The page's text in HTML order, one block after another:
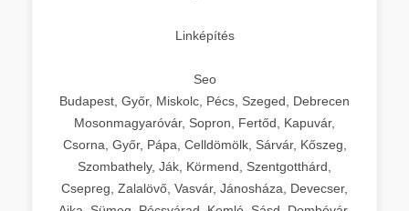
Linképítés
Seo
Budapest, Győr, Miskolc, Pécs, Szeged, Debrecen
Mosonmagyaróvár, Sopron, Fertőd, Kapuvár,
Csorna, Győr, Pápa, Celldömölk, Sárvár, Kőszeg,
Szombathely, Ják, Körmend, Szentgotthárd,
Csepreg, Zalalövő, Vasvár, Jánosháza, Devecser,